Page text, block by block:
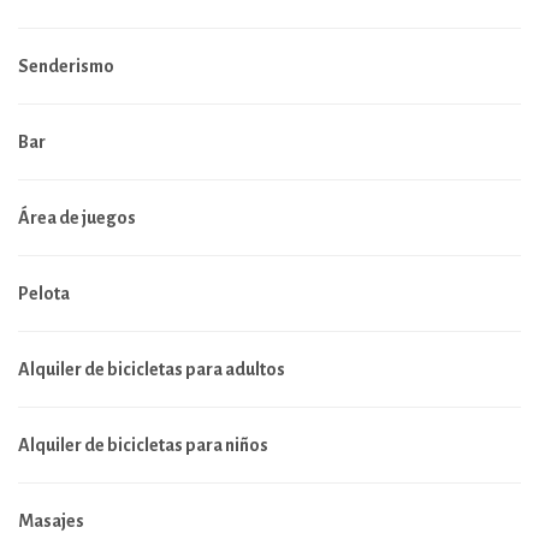
Senderismo
Bar
Área de juegos
Pelota
Alquiler de bicicletas para adultos
Alquiler de bicicletas para niños
Masajes